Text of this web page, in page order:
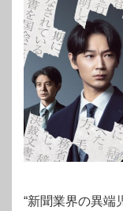
“新聞業界の異端